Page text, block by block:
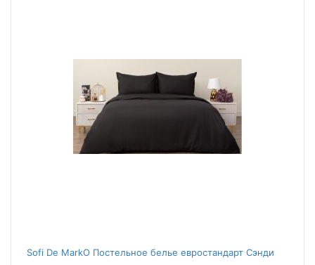
Sofi De MarkO Постельное белье евростандарт Сэнди